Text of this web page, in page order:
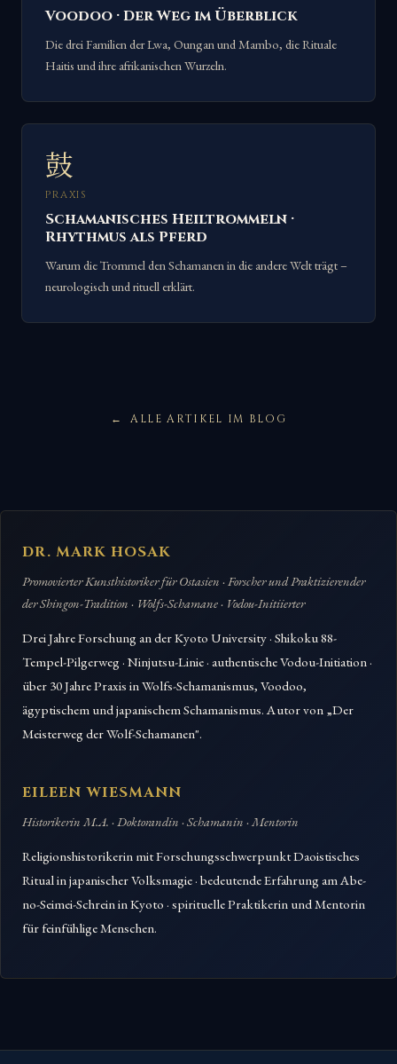
Voodoo · Der Weg im Überblick
Die drei Familien der Lwa, Oungan und Mambo, die Rituale
Haitis und ihre afrikanischen Wurzeln.
鼓
PRAXIS
Schamanisches Heiltrommeln ·
Rhythmus als Pferd
Warum die Trommel den Schamanen in die andere Welt trägt –
neurologisch und rituell erklärt.
ALLE ARTIKEL IM BLOG
DR. MARK HOSAK
Promovierter Kunsthistoriker für Ostasien · Forscher und Praktizierender
der Shingon-Tradition · Wolfs-Schamane · Vodou-Initiierter
Drei Jahre Forschung an der Kyoto University · Shikoku 88-
Tempel-Pilgerweg · Ninjutsu-Linie · authentische Vodou-Initiation ·
über 30 Jahre Praxis in Wolfs-Schamanismus, Voodoo,
ägyptischem und japanischem Schamanismus. Autor von „Der
Meisterweg der Wolf-Schamanen".
EILEEN WIESMANN
Historikerin M.A. · Doktorandin · Schamanin · Mentorin
Religionshistorikerin mit Forschungsschwerpunkt Daoistisches
Ritual in japanischer Volksmagie · bedeutende Erfahrung am Abe-
no-Seimei-Schrein in Kyoto · spirituelle Praktikerin und Mentorin
für feinfühlige Menschen.